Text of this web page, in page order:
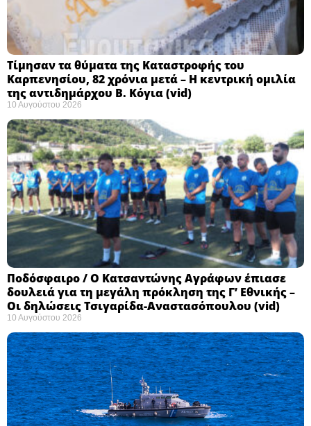
Τίμησαν τα θύματα της Καταστροφής του
Καρπενησίου, 82 χρόνια μετά – Η κεντρική ομιλία
της αντιδημάρχου Β. Κόγια (vid)
10 Αυγούστου 2026
Ποδόσφαιρο / Ο Κατσαντώνης Αγράφων έπιασε
δουλειά για τη μεγάλη πρόκληση της Γ’ Εθνικής –
Οι δηλώσεις Τσιγαρίδα-Αναστασόπουλου (vid)
10 Αυγούστου 2026